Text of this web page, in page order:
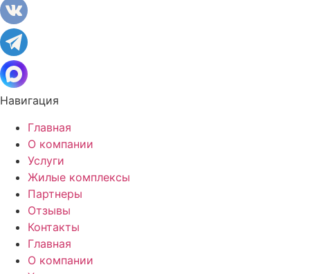
Навигация
Главная
О компании
Услуги
Жилые комплексы
Партнеры
Отзывы
Контакты
Главная
О компании